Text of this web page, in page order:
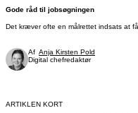
Gode råd til jobsøgningen
Det kræver ofte en målrettet indsats at
Af Anja Kirsten Pold
Digital chefredaktør
ARTIKLEN KORT